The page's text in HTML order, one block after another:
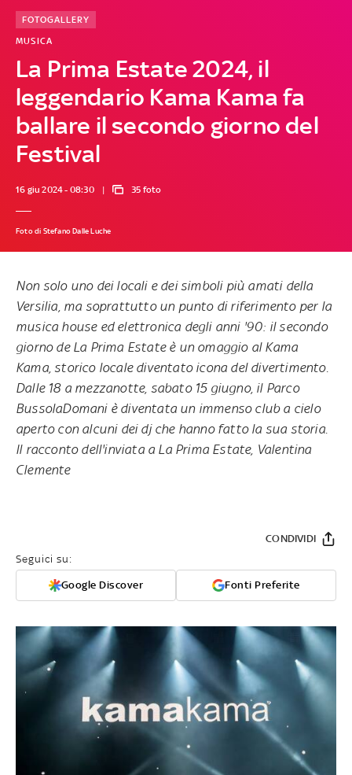
La Prima Estate 2024, il
leggendario Kama Kama fa
ballare il secondo giorno del
Festival
MUSICA
FOTOGALLERY
16 giu 2024 - 08:30 35 foto
Foto di Stefano Dalle Luche
Non solo uno dei locali e dei simboli più amati della
Versilia, ma soprattutto un punto di riferimento per la
musica house ed elettronica degli anni '90: il secondo
giorno de La Prima Estate è un omaggio al Kama
Kama, storico locale diventato icona del divertimento.
Dalle 18 a mezzanotte, sabato 15 giugno, il Parco
BussolaDomani è diventata un immenso club a cielo
aperto con alcuni dei dj che hanno fatto la sua storia.
Il racconto dell'inviata a La Prima Estate, Valentina
Clemente
Seguici su:
Google Discover Fonti Preferite
CONDIVIDI